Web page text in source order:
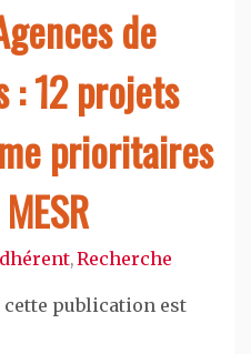
de
: 12 projets
prioritaires
,Recherche
cette publication est